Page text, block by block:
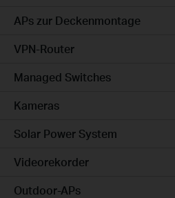
APs zur Deckenmontage
VPN-Router
Managed Switches
Kameras
Solar Power System
Videorekorder
Outdoor-APs